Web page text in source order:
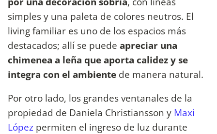
simples y una paleta de colores neutros. El
living familiar es uno de los espacios más
destacados; allí se puede apreciar una
chimenea a leña que aporta calidez y se
integra con el ambiente de manera natural.
Por otro lado, los grandes ventanales de la
propiedad de Daniela Christiansson y Maxi
López permiten el ingreso de luz durante